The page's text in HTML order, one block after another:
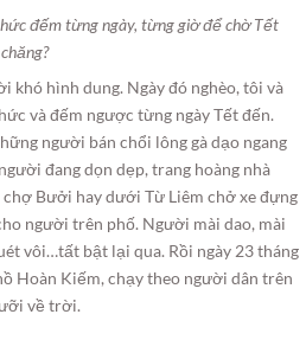
đếm từng ngày, từng giờ để chờ Tết
khó hình dung. Ngày đó nghèo, tôi và
và đếm ngược từng ngày Tết đến.
người bán chổi lông gà dạo ngang
đang dọn dẹp, trang hoàng nhà
Bưởi hay dưới Từ Liêm chở xe đựng
người trên phố. Người mài dao, mài
vôi…tất bật lại qua. Rồi ngày 23 tháng
Hoàn Kiếm, chạy theo người dân trên
về trời.